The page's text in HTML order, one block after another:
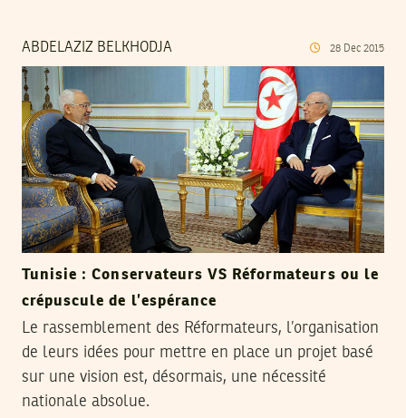
ABDELAZIZ BELKHODJA 28 Dec 2015
Tunisie : Conservateurs VS Réformateurs ou le
crépuscule de l’espérance
Le rassemblement des Réformateurs, l’organisation
de leurs idées pour mettre en place un projet basé
sur une vision est, désormais, une nécessité
nationale absolue.